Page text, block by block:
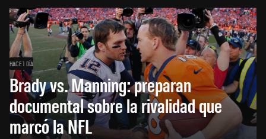
HACE 1 DÍA
Brady vs. Manning: preparan
documental sobre la rivalidad que
marcó la NFL